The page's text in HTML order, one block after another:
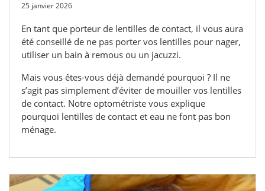
25 janvier 2026
En tant que porteur de lentilles de contact, il vous aura
été conseillé de ne pas porter vos lentilles pour nager,
utiliser un bain à remous ou un jacuzzi.
Mais vous êtes-vous déjà demandé pourquoi ? Il ne
s’agit pas simplement d’éviter de mouiller vos lentilles
de contact. Notre optométriste vous explique
pourquoi lentilles de contact et eau ne font pas bon
ménage.